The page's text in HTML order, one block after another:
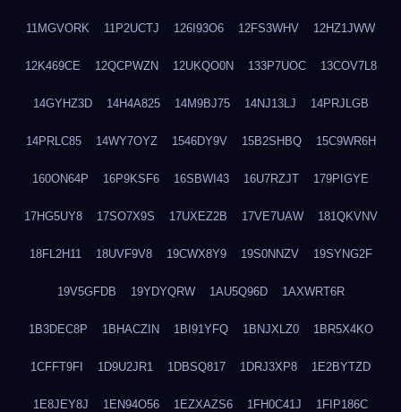
11MGVORK 11P2UCTJ 126I93O6 12FS3WHV 12HZ1JWW
12K469CE 12QCPWZN 12UKQO0N 133P7UOC 13COV7L8
14GYHZ3D 14H4A825 14M9BJ75 14NJ13LJ 14PRJLGB
14PRLC85 14WY7OYZ 1546DY9V 15B2SHBQ 15C9WR6H
160ON64P 16P9KSF6 16SBWI43 16U7RZJT 179PIGYE
17HG5UY8 17SO7X9S 17UXEZ2B 17VE7UAW 181QKVNV
18FL2H11 18UVF9V8 19CWX8Y9 19S0NNZV 19SYNG2F
19V5GFDB 19YDYQRW 1AU5Q96D 1AXWRT6R
1B3DEC8P 1BHACZIN 1BI91YFQ 1BNJXLZ0 1BR5X4KO
1CFFT9FI 1D9U2JR1 1DBSQ817 1DRJ3XP8 1E2BYTZD
1E8JEY8J 1EN94O56 1EZXAZS6 1FH0C41J 1FIP186C